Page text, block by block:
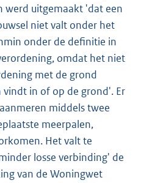
werd uitgemaakt 'dat een
niet valt onder het
onder de definitie in
omdat het niet
met de grond
in of op de grond'. Er
middels twee
meerpalen,
Het valt te
losse verbinding' de
van de Woningwet